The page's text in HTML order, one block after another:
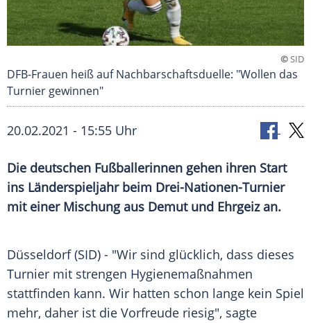
©SID
DFB-Frauen heiß auf Nachbarschaftsduelle: "Wollen das
Turnier gewinnen"
20.02.2021 - 15:55 Uhr
Die deutschen Fußballerinnen gehen ihren Start
ins Länderspieljahrbeim Drei-Nationen-Turnier
mit einer Mischung aus Demut und Ehrgeiz an.
Düsseldorf (SID) - "Wir sind glücklich, dass dieses
Turnier mit strengen Hygienemaßnahmen
stattfinden kann. Wir hatten schon lange kein Spiel
mehr, daher ist die Vorfreude riesig", sagte